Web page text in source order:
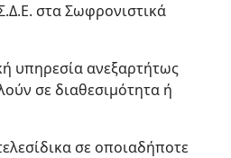
στα Σωφρονιστικά
υπηρεσία ανεξαρτήτως
σε διαθεσιμότητα ή
σε οποιαδήποτε